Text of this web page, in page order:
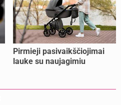
Pirmieji pasivaikščiojimai
lauke su naujagimiu